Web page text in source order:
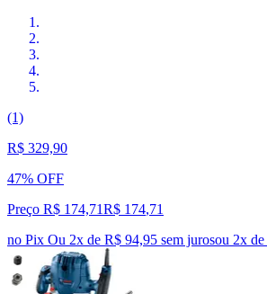
(1)
R$ 329,90
47% OFF
Preço R$ 174,71R$ 174,71
no Pix Ou 2x de R$ 94,95 sem jurosou 2x de